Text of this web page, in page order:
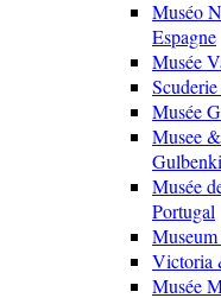
Muséo
Espagne
Musée
Musée
Musee
Musée
Portugal
Victoria
Musée